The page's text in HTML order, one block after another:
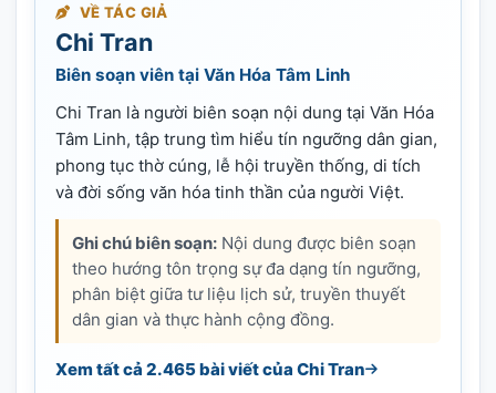
VỀ TÁC GIẢ
Chi Tran
Biên soạn viên tại Văn Hóa Tâm Linh
Chi Tran là người biên soạn nội dung tại Văn Hóa
Tâm Linh, tập trung tìm hiểu tín ngưỡng dân gian,
phong tục thờ cúng, lễ hội truyền thống, di tích
và đời sống văn hóa tinh thần của người Việt.
Ghi chú biên soạn: Nội dung được biên soạn
theo hướng tôn trọng sự đa dạng tín ngưỡng,
phân biệt giữa tư liệu lịch sử, truyền thuyết
dân gian và thực hành cộng đồng.
Xem tất cả 2.465 bài viết của Chi Tran